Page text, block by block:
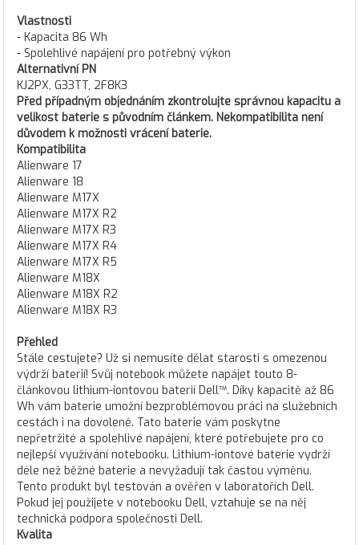
Vlastnosti
- Kapacita 86 Wh
- Spolehlivé napájení pro potřebný výkon
Alternativní PN
KJ2PX, G33TT, 2F8K3
Před případným objednáním zkontrolujte správnou kapacitu a
velikost baterie s původním článkem. Nekompatibilita není
důvodem k možnosti vrácení baterie.
Kompatibilita
Alienware 17
Alienware 18
Alienware M17X
Alienware M17X R2
Alienware M17X R3
Alienware M17X R4
Alienware M17X R5
Alienware M18X
Alienware M18X R2
Alienware M18X R3
Přehled
Stále cestujete? Už si nemusíte dělat starosti s omezenou
výdrží baterií! Svůj notebook můžete napájet touto 8-
článkovou lithium-iontovou baterií Dell™. Díky kapacitě až 86
Wh vám baterie umožní bezproblémovou práci na služebních
cestách i na dovolené. Tato baterie vám poskytne
nepřetržité a spolehlivé napájení, které potřebujete pro co
nejlepší využívání notebooku. Lithium-iontové baterie vydrží
déle než běžné baterie a nevyžadují tak častou výměnu.
Tento produkt byl testován a ověřen v laboratořích Dell.
Pokud jej použijete v notebooku Dell, vztahuje se na něj
technická podpora společnosti Dell.
Kvalita